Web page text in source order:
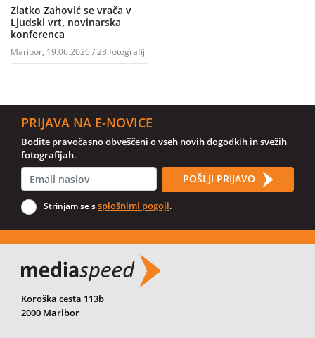
Zlatko Zahović se vrača v
Ljudski vrt, novinarska
konferenca
Maribor, 19.06.2026 / 23 fotografij
PRIJAVA NA E-NOVICE
Bodite pravočasno obveščeni o vseh novih dogodkih in svežih
fotografijah.
POŠLJI PRIJAVO
Strinjam se ssplošnimi pogoji.
Koroška cesta 113b
2000 Maribor